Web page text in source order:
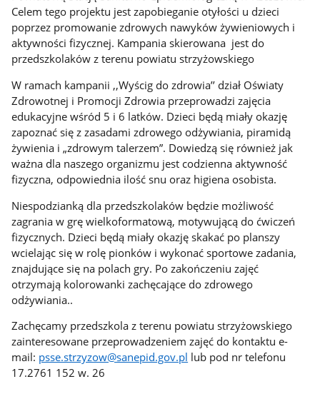
Celem tego projektu jest zapobieganie otyłości u dzieci
poprzez promowanie zdrowych nawyków żywieniowych i
aktywności fizycznej. Kampania skierowana jest do
przedszkolaków z terenu powiatu strzyżowskiego
W ramach kampanii ,,Wyścig do zdrowia’’ dział Oświaty
Zdrowotnej i Promocji Zdrowia przeprowadzi zajęcia
edukacyjne wśród 5 i 6 latków. Dzieci będą miały okazję
zapoznać się z zasadami zdrowego odżywiania, piramidą
żywienia i „zdrowym talerzem”. Dowiedzą się również jak
ważna dla naszego organizmu jest codzienna aktywność
fizyczna, odpowiednia ilość snu oraz higiena osobista.
Niespodzianką dla przedszkolaków będzie możliwość
zagrania w grę wielkoformatową, motywującą do ćwiczeń
fizycznych. Dzieci będą miały okazję skakać po planszy
wcielając się w rolę pionków i wykonać sportowe zadania,
znajdujące się na polach gry. Po zakończeniu zajęć
otrzymają kolorowanki zachęcające do zdrowego
odżywiania..
Zachęcamy przedszkola z terenu powiatu strzyżowskiego
zainteresowane przeprowadzeniem zajęć do kontaktu e-
mail: psse.strzyzow@sanepid.gov.pl lub pod nr telefonu
17.2761 152 w. 26